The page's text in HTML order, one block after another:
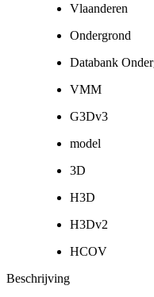
Vlaanderen
Ondergrond
Databank
VMM
G3Dv3
model
3D
H3D
H3Dv2
HCOV
Beschrijving